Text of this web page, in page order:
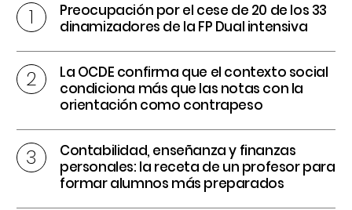
Preocupación por el cese de 20 de los 33
dinamizadores de la FP Dual intensiva
La OCDE confirma que el contexto social
condiciona más que las notas con la
orientación como contrapeso
Contabilidad, enseñanza y finanzas
personales: la receta de un profesor para
formar alumnos más preparados